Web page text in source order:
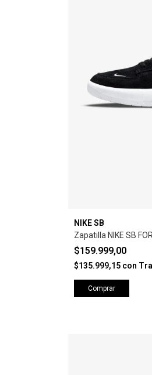
NIKE SB
Zapatilla NIKE SB
$159.999,00
$135.999,15 con
Comprar